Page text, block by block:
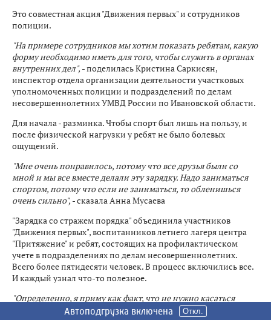
Это совместная акция "Движения первых" и сотрудников
полиции.
"На примере сотрудников мы хотим показать ребятам, какую
форму необходимо иметь для того, чтобы служить в органах
внутренних дел", - поделилась Кристина Саркисян,
инспектор отдела организации деятельности участковых
уполномоченных полиции и подразделений по делам
несовершеннолетних УМВД России по Ивановской области.
Для начала - разминка. Чтобы спорт был лишь на пользу, и
после физической нагрузки у ребят не было болевых
ощущений.
"Мне очень понравилось, потому что все друзья были со
мной и мы все вместе делали эту зарядку. Надо заниматься
спортом, потому что если не заниматься, то обленишься
очень сильно", - сказала Анна Мусаева
"Зарядка со стражем порядка" объединила участников
"Движения первых", воспитанников летнего лагеря центра
"Притяжение" и ребят, состоящих на профилактическом
учете в подразделениях по делам несовершеннолетних.
Всего более пятидесяти человек. В процесс включились все.
И каждый узнал что-то полезное.
"Определенно, я приму как факт, что не нужно касаться
пятками - бегать на носках. Это я запомню обязательно",
Автоподгрузка включена Откл.
Автоподгрузка включена Откл.
Автоподгрузка включена Откл.
Автоподгрузка включена Откл.
Автоподгрузка включена Откл.
Автоподгрузка включена Откл.
Автоподгрузка включена Откл.
Автоподгрузка включена Откл.